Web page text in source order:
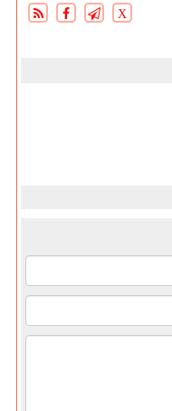
X